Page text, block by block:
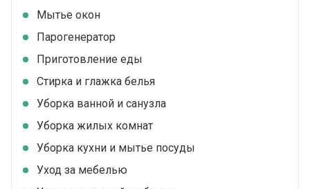
Мытье окон
Парогенератор
Приготовление еды
Стирка и глажка белья
Уборка ванной и санузла
Уборка жилых комнат
Уборка кухни и мытье посуды
Уход за мебелью